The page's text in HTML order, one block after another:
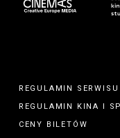
REGULAMIN
REGULAMIN KINA I
CENY BILETÓW